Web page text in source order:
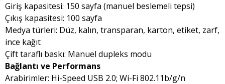
Giriş kapasitesi: 150 sayfa (manuel beslemeli tepsi)
Çıkış kapasitesi: 100 sayfa
Medya türleri: Düz, kalın, transparan, karton, etiket, zarf,
ince kağıt
Çift taraflı baskı: Manuel dupleks modu
Bağlantı ve Performans
Arabirimler: Hi-Speed USB 2.0; Wi-Fi 802.11b/g/n